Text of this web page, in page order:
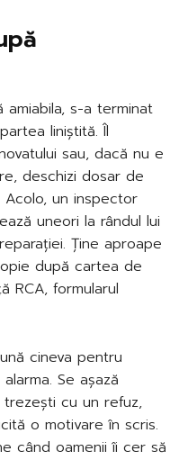
s-a terminat
liniștită. Îl
sau, dacă nu e
deschizi dosar de
un inspector
uneori la rândul lui
Ține aproape
după cartea de
RCA, formularul
cineva pentru
Se așază
cu un refuz,
o motivare în scris.
când oamenii îi cer să